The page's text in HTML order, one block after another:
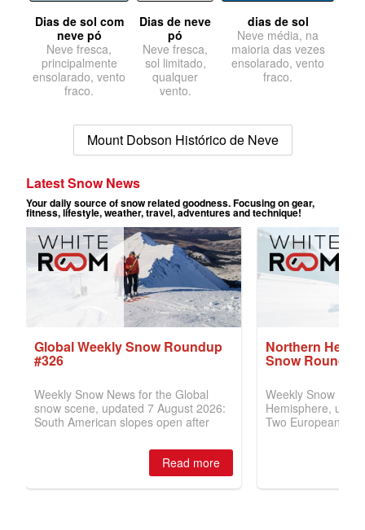
Dias de sol com
neve pó
Neve fresca,
principalmente
ensolarado, vento
fraco.
Dias de neve
pó
Neve fresca,
sol limitado,
qualquer
vento.
dias de sol
Neve média, na
maioria das vezes
ensolarado, vento
fraco.
Mount Dobson Histórico de Neve